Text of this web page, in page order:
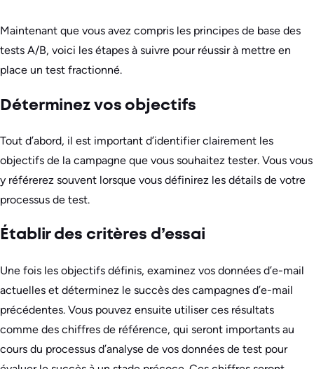
Maintenant que vous avez compris les principes de base des
tests A/B, voici les étapes à suivre pour réussir à mettre en
place un test fractionné.
Déterminez vos objectifs
Tout d’abord, il est important d’identifier clairement les
objectifs de la campagne que vous souhaitez tester. Vous vous
y référerez souvent lorsque vous définirez les détails de votre
processus de test.
Établir des critères d’essai
Une fois les objectifs définis, examinez vos données d’e-mail
actuelles et déterminez le succès des campagnes d’e-mail
précédentes. Vous pouvez ensuite utiliser ces résultats
comme des chiffres de référence, qui seront importants au
cours du processus d’analyse de vos données de test pour